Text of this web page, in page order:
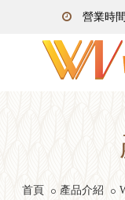
營業時
首頁 產品介紹